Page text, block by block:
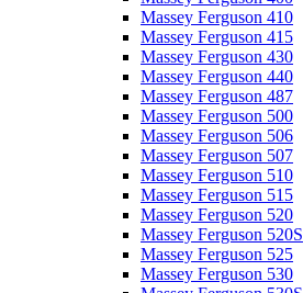
Massey Ferguson 410
Massey Ferguson 415
Massey Ferguson 430
Massey Ferguson 440
Massey Ferguson 487
Massey Ferguson 500
Massey Ferguson 506
Massey Ferguson 507
Massey Ferguson 510
Massey Ferguson 515
Massey Ferguson 520
Massey Ferguson 520S
Massey Ferguson 525
Massey Ferguson 530